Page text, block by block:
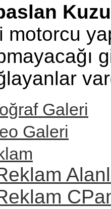
motorcu
Galeri
Galeri